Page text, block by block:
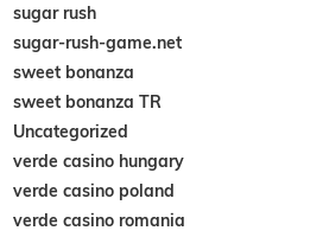
sugar rush
sugar-rush-game.net
sweet bonanza
sweet bonanza TR
Uncategorized
verde casino hungary
verde casino poland
verde casino romania